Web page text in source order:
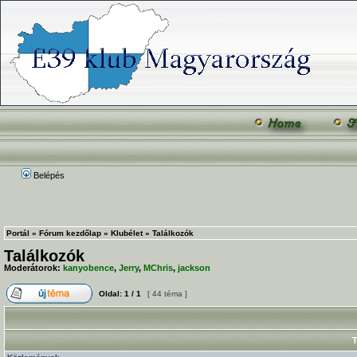
Belépés
Portál » Fórum kezdőlap » Klubélet» Találkozók
Találkozók
Moderátorok: kanyobence, Jerry, MChris, jackson
Oldal: 1 / 1 [ 44 téma ]